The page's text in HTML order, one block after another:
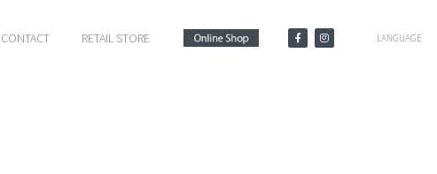
CONTACT RETAIL STORE LANGUAGE